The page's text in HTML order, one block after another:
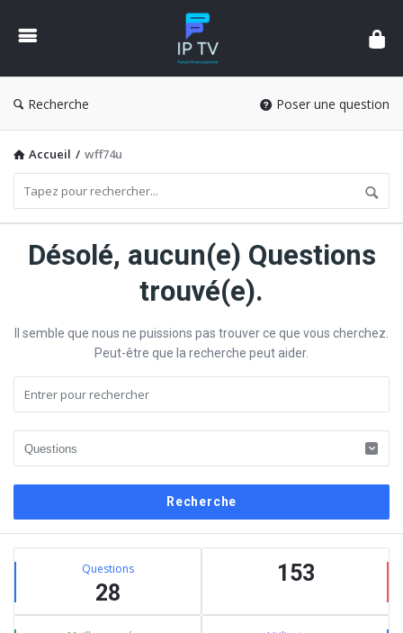
Forum
IPTV
France
Recherche Poser une question
Accueil / wff74u
Forum
Latest
Questions
Désolé, aucun(e) Questions
trouvé(e).
Il semble que nous ne puissions pas trouver ce que vous cherchez.
Peut-être que la recherche peut aider.
Barre
latérale
Stats Questions
28
153